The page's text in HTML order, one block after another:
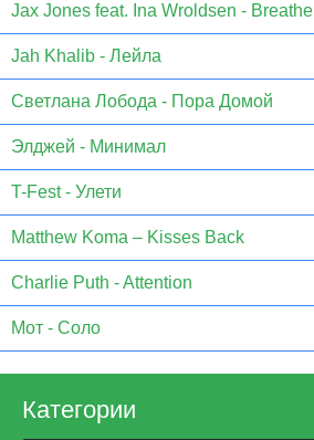
Jax Jones feat. Ina Wroldsen - Breathe
Jah Khalib - Лейла
Светлана Лобода - Пора Домой
Элджей - Минимал
T-Fest - Улети
Matthew Koma – Kisses Back
Charlie Puth - Attention
Мот - Соло
Категории